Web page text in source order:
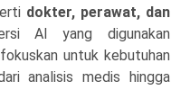
dokter, perawat, dan
AI yang digunakan
untuk kebutuhan
analisis medis hingga